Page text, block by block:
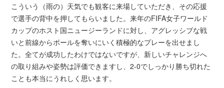
こういう（雨の）天気でも観客に来場していただき、その応援
で選手の背中を押してもらいました。来年のFIFA女子ワールド
カップのホスト国ニュージーランドに対し、アグレッシブな戦
いと前線からボールを奪いにいく積極的なプレーを出せまし
た。全てが成功したわけではないですが、新しいチャレンジへ
の取り組みや姿勢は評価できますし、2-0でしっかり勝ち切れた
ことも本当にうれしく思います。